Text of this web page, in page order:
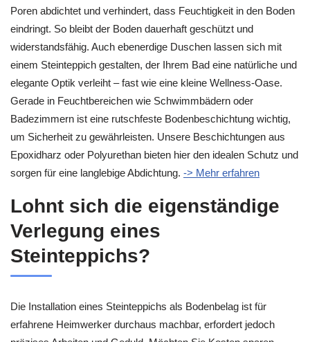
Poren abdichtet und verhindert, dass Feuchtigkeit in den Boden
eindringt. So bleibt der Boden dauerhaft geschützt und
widerstandsfähig. Auch ebenerdige Duschen lassen sich mit
einem Steinteppich gestalten, der Ihrem Bad eine natürliche und
elegante Optik verleiht – fast wie eine kleine Wellness-Oase.
Gerade in Feuchtbereichen wie Schwimmbädern oder
Badezimmern ist eine rutschfeste Bodenbeschichtung wichtig,
um Sicherheit zu gewährleisten. Unsere Beschichtungen aus
Epoxidharz oder Polyurethan bieten hier den idealen Schutz und
sorgen für eine langlebige Abdichtung. -> Mehr erfahren
Lohnt sich die eigenständige
Verlegung eines
Steinteppichs?
Die Installation eines Steinteppichs als Bodenbelag ist für
erfahrene Heimwerker durchaus machbar, erfordert jedoch